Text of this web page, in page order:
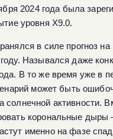
2024 года была
уровня X9.0.
в силе прогноз
Назывался даже
В то же время уже в
может быть
солнечной активности.
корональные дыры
именно на фазе